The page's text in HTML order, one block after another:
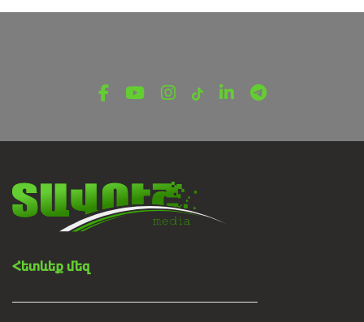
միջոցով. Իջևանի «M» պարային համույթը
Օգոստոսի 6, 2026
Հետևեք մեզ